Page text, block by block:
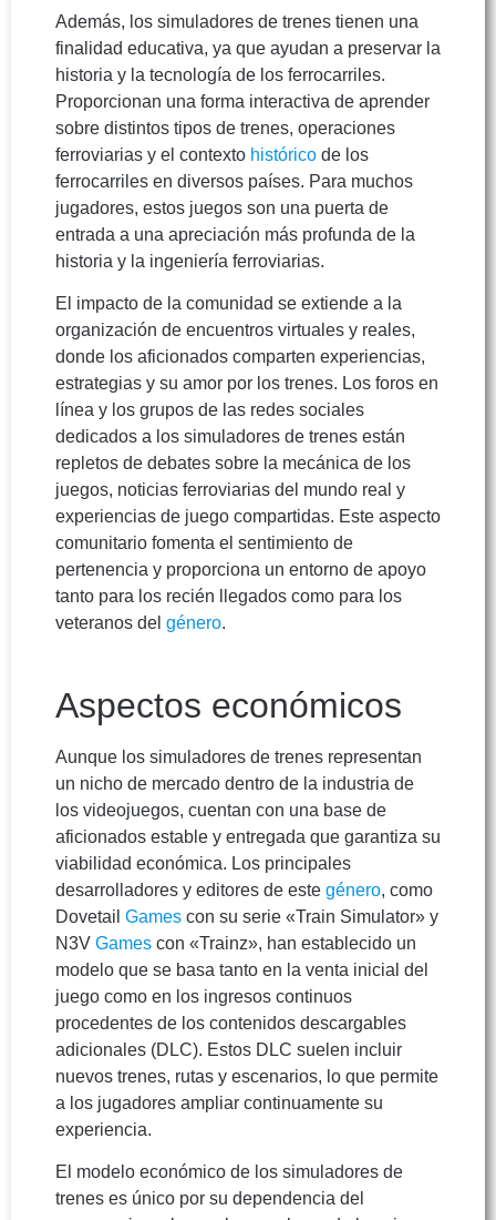
Además, los simuladores de trenes tienen una
finalidad educativa, ya que ayudan a preservar la
historia y la tecnología de los ferrocarriles.
Proporcionan una forma interactiva de aprender
sobre distintos tipos de trenes, operaciones
ferroviarias y el contexto histórico de los
ferrocarriles en diversos países. Para muchos
jugadores, estos juegos son una puerta de
entrada a una apreciación más profunda de la
historia y la ingeniería ferroviarias.
El impacto de la comunidad se extiende a la
organización de encuentros virtuales y reales,
donde los aficionados comparten experiencias,
estrategias y su amor por los trenes. Los foros en
línea y los grupos de las redes sociales
dedicados a los simuladores de trenes están
repletos de debates sobre la mecánica de los
juegos, noticias ferroviarias del mundo real y
experiencias de juego compartidas. Este aspecto
comunitario fomenta el sentimiento de
pertenencia y proporciona un entorno de apoyo
tanto para los recién llegados como para los
veteranos del género.
Aspectos económicos
Aunque los simuladores de trenes representan
un nicho de mercado dentro de la industria de
los videojuegos, cuentan con una base de
aficionados estable y entregada que garantiza su
viabilidad económica. Los principales
desarrolladores y editores de este género, como
Dovetail Games con su serie «Train Simulator» y
N3V Games con «Trainz», han establecido un
modelo que se basa tanto en la venta inicial del
juego como en los ingresos continuos
procedentes de los contenidos descargables
adicionales (DLC). Estos DLC suelen incluir
nuevos trenes, rutas y escenarios, lo que permite
a los jugadores ampliar continuamente su
experiencia.
El modelo económico de los simuladores de
trenes es único por su dependencia del